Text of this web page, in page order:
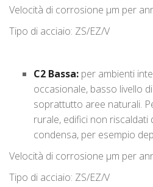
Velocità di corrosione μm per
Tipo di acciaio: ZS/EZ/V
C2 Bassa: per ambienti
occasionale, basso livello
soprattutto aree naturali.
rurale, edifici non riscaldati
condensa, per esempio
Velocità di corrosione μm per
Tipo di acciaio: ZS/EZ/V